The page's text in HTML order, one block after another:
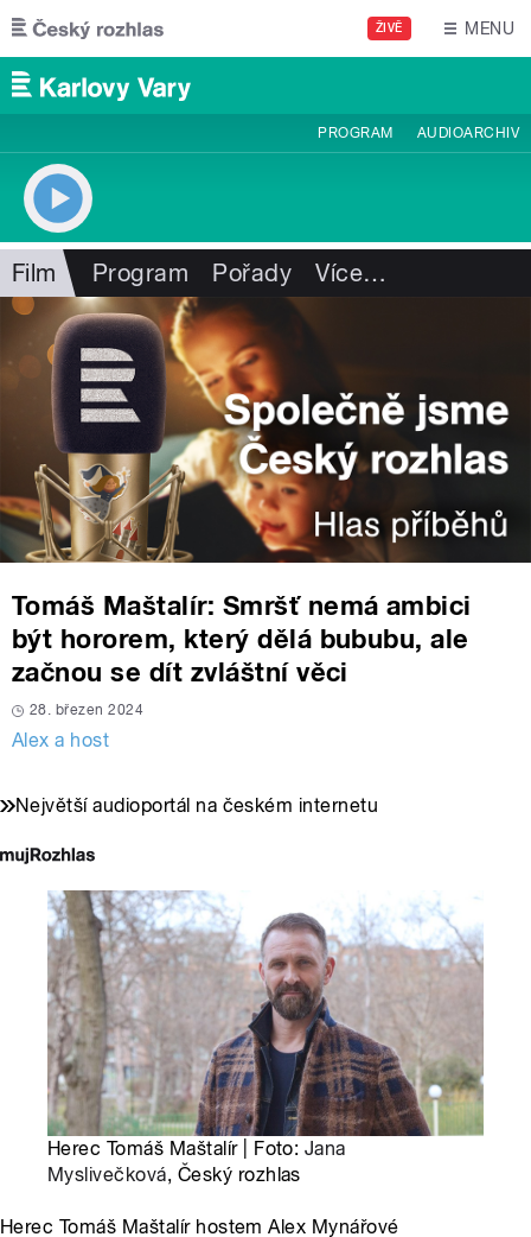
Přejít k hlavnímu obsahu
ŽIVĚ MENU
PROGRAM AUDIOARCHIV
Film Program Pořady Více…
Tomáš Maštalír: Smršť nemá ambici
být hororem, který dělá bububu, ale
začnou se dít zvláštní věci
28. březen 2024
Alex a host
Největší audioportál na českém internetu
Herec Tomáš Maštalír | Foto: Jana
Myslivečková, Český rozhlas
Herec Tomáš Maštalír hostem Alex Mynářové